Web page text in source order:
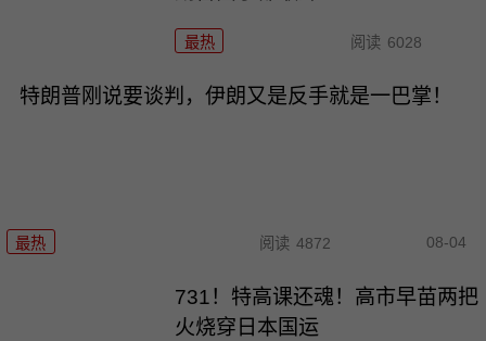
最热 阅读 6028
特朗普刚说要谈判，伊朗又是反手就是一巴掌！
最热 阅读 4872 08-04
731！特高课还魂！高市早苗两把
火烧穿日本国运